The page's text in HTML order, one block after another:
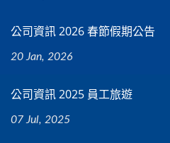
公司資訊 2026 春節假期公告
20 Jan, 2026
公司資訊 2025 員工旅遊
07 Jul, 2025